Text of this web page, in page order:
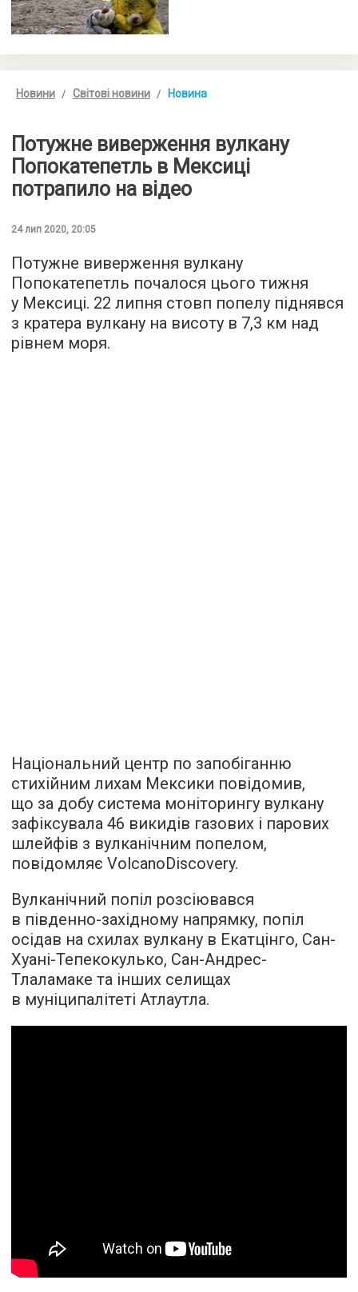
Новини Світові новини Новина
Потужне виверження вулкану
Попокатепетль в Мексиці
потрапило на відео
24 лип 2020, 20:05
Потужне виверження вулкану
Попокатепетль почалося цього тижня
у Мексиці. 22 липня стовп попелу піднявся
з кратера вулкану на висоту в 7,3 км над
рівнем моря.
Національний центр по запобіганню
стихійним лихам Мексики повідомив,
що за добу система моніторингу вулкану
зафіксувала 46 викидів газових і парових
шлейфів з вулканічним попелом,
повідомляє VolcanoDiscovery.
Вулканічний попіл розсіювався
в південно-західному напрямку, попіл
осідав на схилах вулкану в Екатцінго, Сан-
Хуані-Тепекокулько, Сан-Андрес-
Тлаламаке та інших селищах
в муніципалітеті Атлаутла.